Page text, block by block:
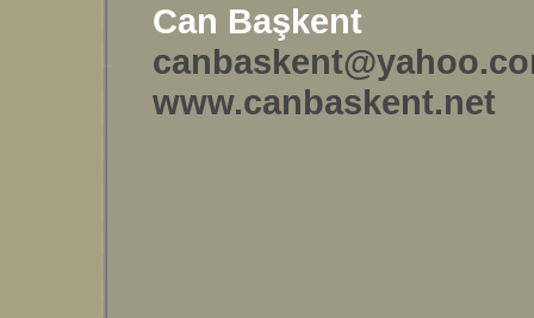
Can Başkent
www.canbaskent.net